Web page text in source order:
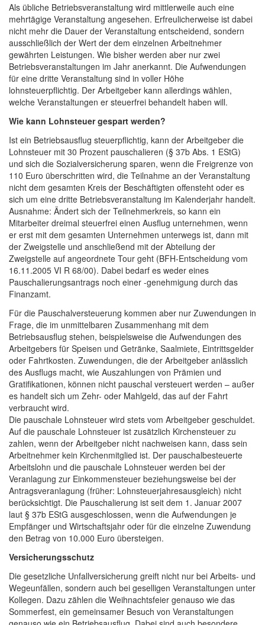
Als übliche Betriebsveranstaltung wird mittlerweile auch eine
mehrtägige Veranstaltung angesehen. Erfreulicherweise ist dabei
nicht mehr die Dauer der Veranstaltung entscheidend, sondern
ausschließlich der Wert der dem einzelnen Arbeitnehmer
gewährten Leistungen. Wie bisher werden aber nur zwei
Betriebsveranstaltungen im Jahr anerkannt. Die Aufwendungen
für eine dritte Veranstaltung sind in voller Höhe
lohnsteuerpflichtig. Der Arbeitgeber kann allerdings wählen,
welche Veranstaltungen er steuerfrei behandelt haben will.
Wie kann Lohnsteuer gespart werden?
Ist ein Betriebsausflug steuerpflichtig, kann der Arbeitgeber die
Lohnsteuer mit 30 Prozent pauschalieren (§ 37b Abs. 1 EStG)
und sich die Sozialversicherung sparen, wenn die Freigrenze von
110 Euro überschritten wird, die Teilnahme an der Veranstaltung
nicht dem gesamten Kreis der Beschäftigten offensteht oder es
sich um eine dritte Betriebsveranstaltung im Kalenderjahr handelt.
Ausnahme: Ändert sich der Teilnehmerkreis, so kann ein
Mitarbeiter dreimal steuerfrei einen Ausflug unternehmen, wenn
er erst mit dem gesamten Unternehmen unterwegs ist, dann mit
der Zweigstelle und anschließend mit der Abteilung der
Zweigstelle auf angeordnete Tour geht (BFH-Entscheidung vom
16.11.2005 VI R 68/00). Dabei bedarf es weder eines
Pauschalierungsantrags noch einer -genehmigung durch das
Finanzamt.
Für die Pauschalversteuerung kommen aber nur Zuwendungen in
Frage, die im unmittelbaren Zusammenhang mit dem
Betriebsausflug stehen, beispielsweise die Aufwendungen des
Arbeitgebers für Speisen und Getränke, Saalmiete, Eintrittsgelder
oder Fahrtkosten. Zuwendungen, die der Arbeitgeber anlässlich
des Ausflugs macht, wie Auszahlungen von Prämien und
Gratifikationen, können nicht pauschal versteuert werden – außer
es handelt sich um Zehr- oder Mahlgeld, das auf der Fahrt
verbraucht wird.
Die pauschale Lohnsteuer wird stets vom Arbeitgeber geschuldet.
Auf die pauschale Lohnsteuer ist zusätzlich Kirchensteuer zu
zahlen, wenn der Arbeitgeber nicht nachweisen kann, dass sein
Arbeitnehmer kein Kirchenmitglied ist. Der pauschalbesteuerte
Arbeitslohn und die pauschale Lohnsteuer werden bei der
Veranlagung zur Einkommensteuer beziehungsweise bei der
Antragsveranlagung (früher: Lohnsteuerjahresausgleich) nicht
berücksichtigt. Die Pauschalierung ist seit dem 1. Januar 2007
laut § 37b EStG ausgeschlossen, wenn die Aufwendungen je
Empfänger und Wirtschaftsjahr oder für die einzelne Zuwendung
den Betrag von 10.000 Euro übersteigen.
Versicherungsschutz
Die gesetzliche Unfallversicherung greift nicht nur bei Arbeits- und
Wegeunfällen, sondern auch bei geselligen Veranstaltungen unter
Kollegen. Dazu zählen die Weihnachtsfeier genauso wie das
Sommerfest, ein gemeinsamer Besuch von Veranstaltungen